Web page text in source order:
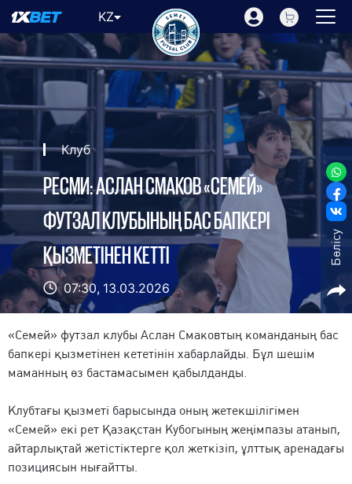
KZ
Клуб
РЕСМИ: АСЛАН СМАКОВ «СЕМЕЙ»
ФУТЗАЛ КЛУБЫНЫҢ БАС БАПКЕРІ
ҚЫЗМЕТІНЕН КЕТТІ
07:30, 13.03.2026
Бөлісу
«Семей» футзал клубы Аслан Смаковтың команданың бас
бапкері қызметінен кететінін хабарлайды. Бұл шешім
маманның өз бастамасымен қабылданды.
Клубтағы қызметі барысында оның жетекшілігімен
«Семей» екі рет Қазақстан Кубогының жеңімпазы атанып,
айтарлықтай жетістіктерге қол жеткізіп, ұлттық аренадағы
позициясын нығайтты.